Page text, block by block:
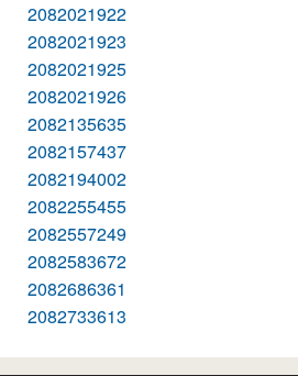
2082021922
2082021923
2082021925
2082021926
2082135635
2082157437
2082194002
2082255455
2082557249
2082583672
2082686361
2082733613